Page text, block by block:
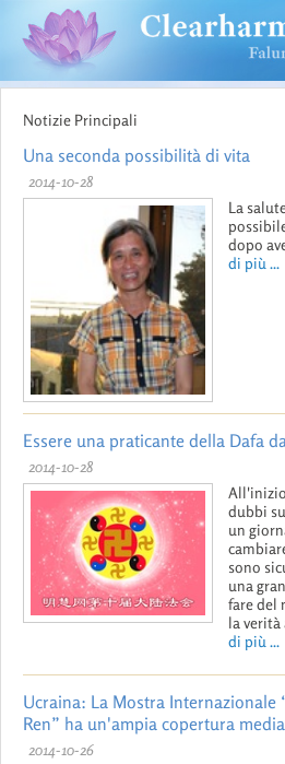
Notizie Principali
Una seconda possibilità di vita
2014-10-28
La
dopo
di più ...
Essere una praticante della Dafa
2014-10-28
dubbi
un
sono
una
fare del
la verità
di più ...
Ucraina: La Mostra Internazionale
Ren” ha un'ampia copertura
2014-10-26